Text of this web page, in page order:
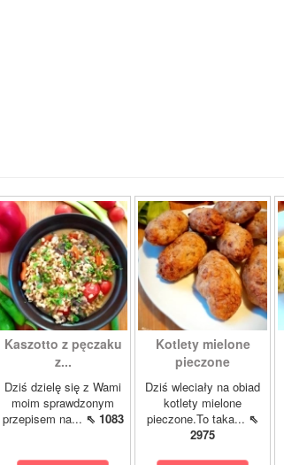
Kaszotto z pęczaku
z...
Dziś dzielę się z Wami
moim sprawdzonym
przepisem na... ⇖ 1083
Kotlety mielone
pieczone
Dziś wleciały na obiad
kotlety mielone
pieczone.To taka... ⇖
2975